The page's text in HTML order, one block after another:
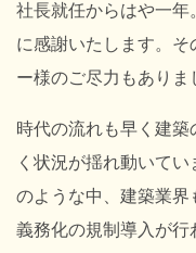
社長就任からはや一年
に感謝いたします。
ー様のご尽力もありま
時代の流れも早く建
く状況が揺れ動いて
のような中、建築業
義務化の規制導入が